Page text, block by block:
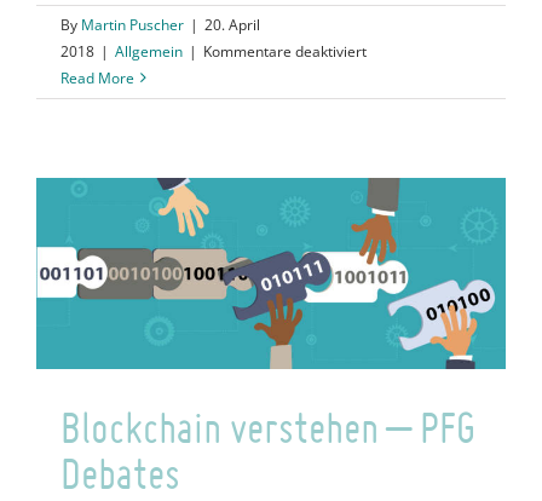
By Martin Puscher | 20. April
2018 | Allgemein | Kommentare deaktiviertfür
Transport
–
Wie
gut
kennen
Sie
Branche?
Read More
Blockchain verstehen – PFG
Debates